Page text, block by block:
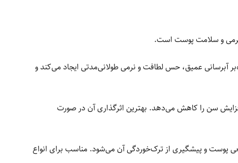
نرمی و سلامت پوست است.
آبرسانی عمیق، حس لطافت و نرمی طولانی‌مدتی ایجاد می‌کند و
سن را کاهش می‌دهد. بهترین اثرگذاری آن در صورت
پوست و پیشگیری از ترک‌خوردگی آن می‌شود. مناسب برای انواع